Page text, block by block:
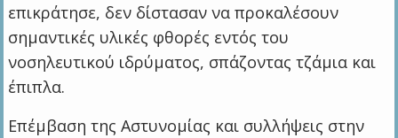
επικράτησε, δεν δίστασαν να προκαλέσουν
σημαντικές υλικές φθορές εντός του
νοσηλευτικού ιδρύματος, σπάζοντας τζάμια και
έπιπλα.
Επέμβαση της Αστυνομίας και συλλήψεις στην